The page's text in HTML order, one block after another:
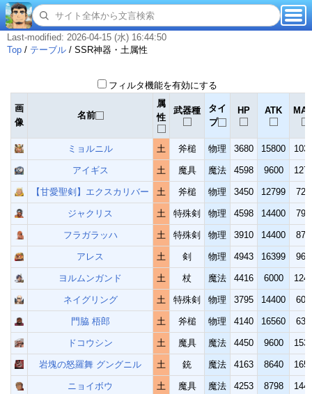
Last-modified: 2026-04-15 (水) 16:44:50
Top / テーブル / SSR神器・土属性
フィルタ機能を有効にする
画
像
名前
属
性
武器種
タイ
プ
HP ATK
ミョルニル 土 斧槌 物理 3680 15800
アイギス 土 魔具 魔法 4598 9600
【甘愛聖剣】エクスカリバー 土 斧槌 物理 3450 12799
ジャクリス 土 特殊剣 物理 4598 14400
フラガラッハ 土 特殊剣 物理 3910 14400
アレス 土 剣 物理 4943 16399
ヨルムンガンド 土 杖 魔法 4416 6000
ネイグリング 土 特殊剣 物理 3795 14400
門脇 梧郎 土 斧槌 物理 4140 16560
ドコウシン 土 魔具 魔法 4450 9600
岩塊の怒羅舞 グングニル 土 銃 魔法 4163 8640
ニョイボウ 土 魔具 魔法 4253 8798